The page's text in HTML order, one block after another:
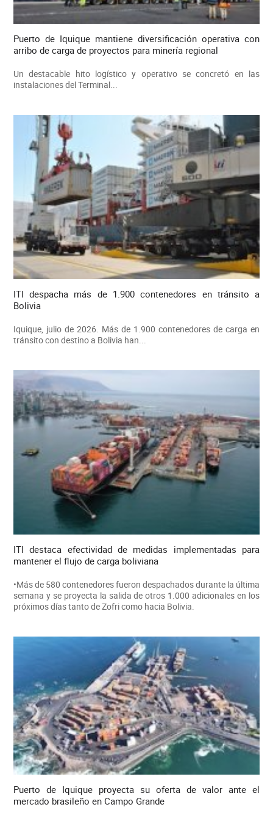
Puerto de Iquique mantiene diversificación operativa con
arribo de carga de proyectos para minería regional
Un destacable hito logístico y operativo se concretó en las
instalaciones del Terminal...
ITI despacha más de 1.900 contenedores en tránsito a
Bolivia
Iquique, julio de 2026. Más de 1.900 contenedores de carga en
tránsito con destino a Bolivia han...
ITI destaca efectividad de medidas implementadas para
mantener el flujo de carga boliviana
•Más de 580 contenedores fueron despachados durante la última
semana y se proyecta la salida de otros 1.000 adicionales en los
próximos días tanto de Zofri como hacia Bolivia.
Puerto de Iquique proyecta su oferta de valor ante el
mercado brasileño en Campo Grande